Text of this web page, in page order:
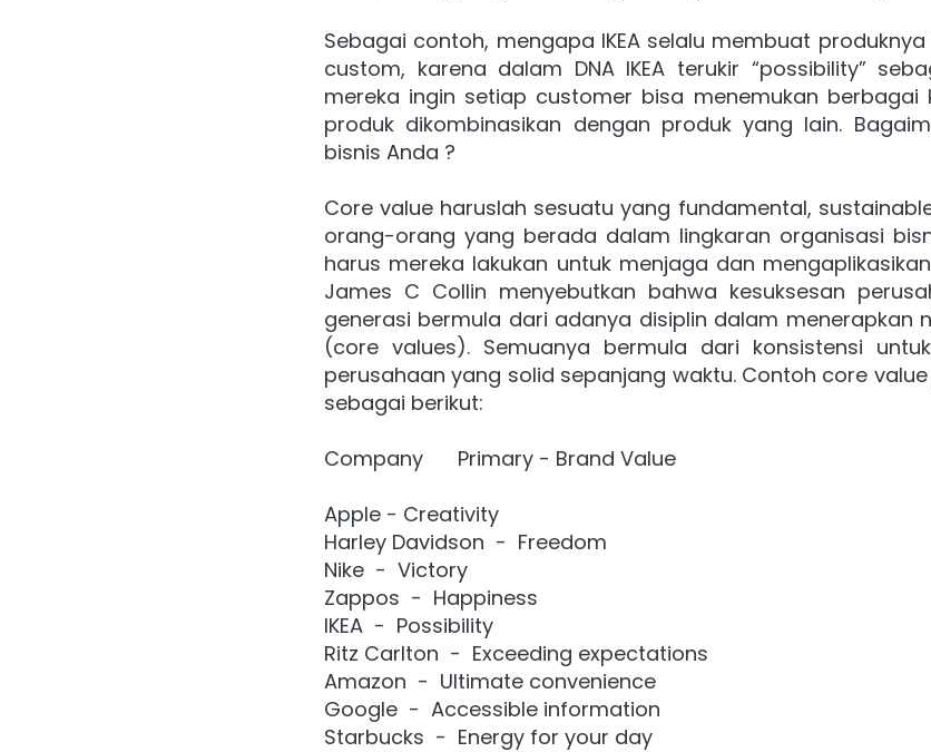
Sebagai contoh, mengapa IKEA selalu membuat
custom, karena dalam DNA IKEA terukir “possibility”
mereka ingin setiap customer bisa menemukan berbagai
produk dikombinasikan dengan produk yang lain.
bisnis Anda ?
Core value haruslah sesuatu yang fundamental,
orang-orang yang berada dalam lingkaran organisasi
harus mereka lakukan untuk menjaga dan
James C Collin menyebutkan bahwa kesuksesan
generasi bermula dari adanya disiplin dalam menerapkan
(core values). Semuanya bermula dari konsistensi
perusahaan yang solid sepanjang waktu. Contoh core
sebagai berikut:
Company	Primary - Brand Value
Apple - Creativity
Harley Davidson - Freedom
Nike - Victory
Zappos - Happiness
IKEA - Possibility
Ritz Carlton - Exceeding expectations
Amazon - Ultimate convenience
Google - Accessible information
Starbucks - Energy for your day